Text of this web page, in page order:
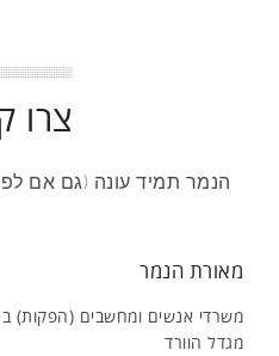
צרו
הנמר תמיד עונה (גם אם
מאורת הנמר
משרדי אנשים ומחשבים (הפקות)
מגדל הוורד